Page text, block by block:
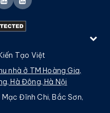
Tạo Việt
nhà ở TM Hoàng Gia,
Hà Đông, Hà Nội
Đĩnh Chi, Bắc Sơn,